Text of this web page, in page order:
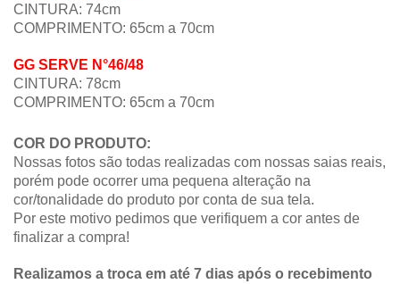
CINTURA: 74cm
COMPRIMENTO: 65cm a 70cm
GG SERVE N°46/48
CINTURA: 78cm
COMPRIMENTO: 65cm a 70cm
COR DO PRODUTO:
Nossas fotos são todas realizadas com nossas saias reais,
porém pode ocorrer uma pequena alteração na
cor/tonalidade do produto por conta de sua tela.
Por este motivo pedimos que verifiquem a cor antes de
finalizar a compra!
Realizamos a troca em até 7 dias após o recebimento